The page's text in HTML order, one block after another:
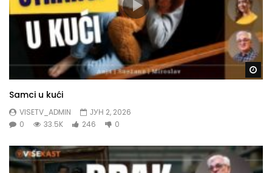
Samci u kući
VISETV_ADMIN
ЈУН 2, 2026
0
33.5K 246 0